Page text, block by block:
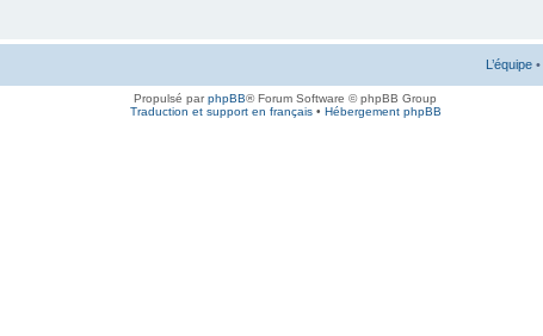
L’équipe •
Propulsé parphpBB® Forum Software © phpBB Group
Traduction et support en français• Hébergement phpBB